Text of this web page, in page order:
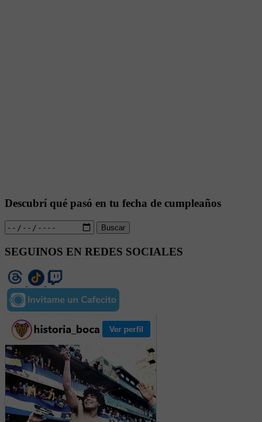
Descubrí qué pasó en tu fecha de cumpleaños
Buscar
SEGUINOS EN REDES SOCIALES